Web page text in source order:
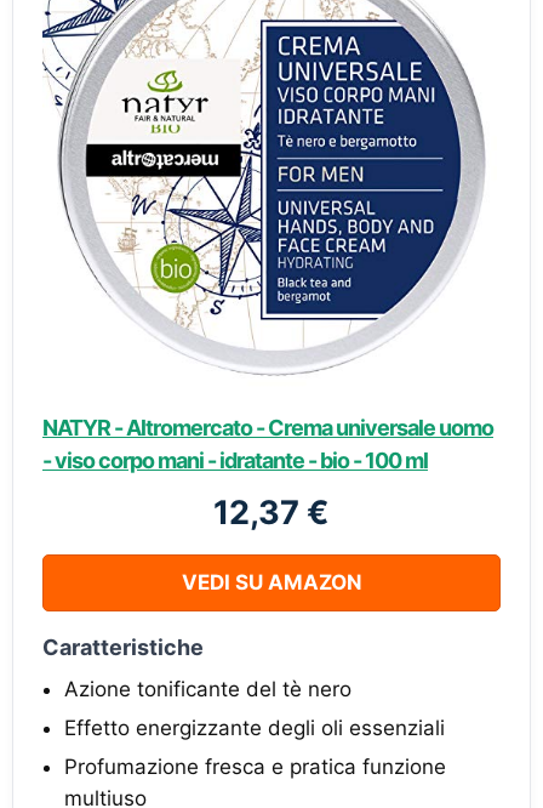
NATYR - Altromercato - Crema universale uomo
- viso corpo mani - idratante - bio - 100 ml
12,37 €
VEDI SU AMAZON
Caratteristiche
Azione tonificante del tè nero
Effetto energizzante degli oli essenziali
Profumazione fresca e pratica funzione
multiuso